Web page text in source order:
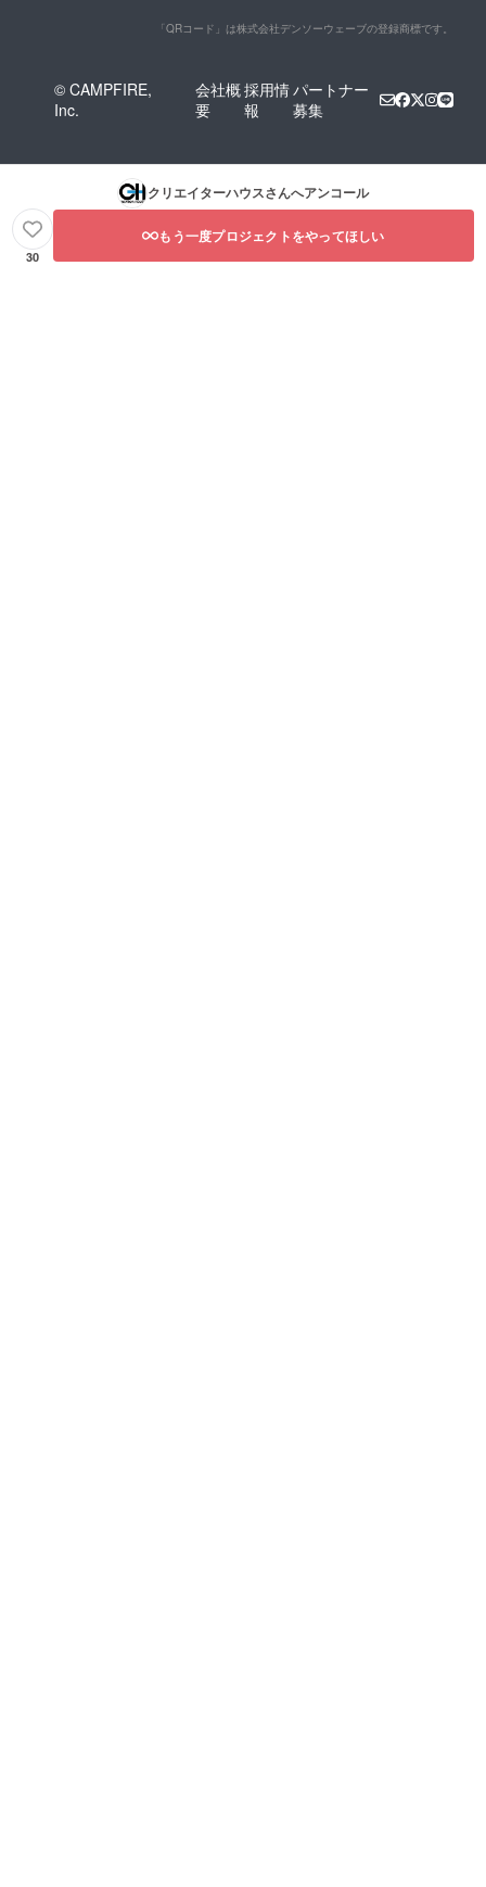
「QRコード」は株式会社デンソーウェーブの登録商標です。
© CAMPFIRE,
Inc.
会社概
要
採用情
報
パートナー
募集
クリエイターハウスさんへアンコール
30
もう一度プロジェクトをやってほしい